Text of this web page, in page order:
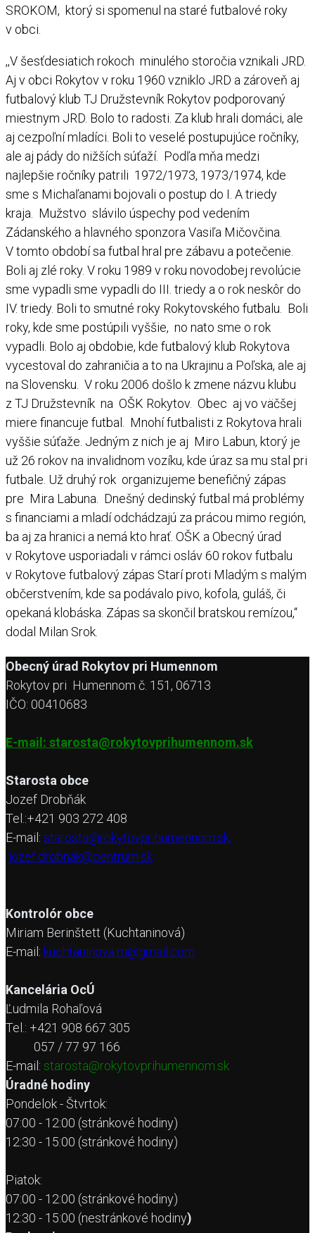
SROKOM, ktorý si spomenul na staré futbalové roky
v obci.
,,V šesťdesiatich rokoch minulého storočia vznikali JRD.
Aj v obci Rokytov v roku 1960 vzniklo JRD a zároveň aj
futbalový klub TJ Družstevník Rokytov podporovaný
miestnym JRD. Bolo to radosti. Za klub hrali domáci, ale
aj cezpoľní mladíci. Boli to veselé postupujúce ročníky,
ale aj pády do nižších súťaží. Podľa mňa medzi
najlepšie ročníky patrili 1972/1973, 1973/1974, kde
sme s Michaľanami bojovali o postup do I. A triedy
kraja. Mužstvo slávilo úspechy pod vedením
Zádanského a hlavného sponzora Vasiľa Mičovčina.
V tomto období sa futbal hral pre zábavu a potečenie.
Boli aj zlé roky. V roku 1989 v roku novodobej revolúcie
sme vypadli sme vypadli do III. triedy a o rok neskôr do
IV. triedy. Boli to smutné roky Rokytovského futbalu. Boli
roky, kde sme postúpili vyššie, no nato sme o rok
vypadli. Bolo aj obdobie, kde futbalový klub Rokytova
vycestoval do zahraničia a to na Ukrajinu a Poľska, ale aj
na Slovensku. V roku 2006 došlo k zmene názvu klubu
z TJ Družstevník na OŠK Rokytov. Obec aj vo väčšej
miere financuje futbal. Mnohí futbalisti z Rokytova hrali
vyššie súťaže. Jedným z nich je aj Miro Labun, ktorý je
už 26 rokov na invalidnom vozíku, kde úraz sa mu stal pri
futbale. Už druhý rok organizujeme benefičný zápas
pre Mira Labuna. Dnešný dedinský futbal má problémy
s financiami a mladí odchádzajú za prácou mimo región,
ba aj za hranici a nemá kto hrať. OŠK a Obecný úrad
v Rokytove usporiadali v rámci osláv 60 rokov futbalu
v Rokytove futbalový zápas Starí proti Mladým s malým
občerstvením, kde sa podávalo pivo, kofola, guláš, či
opekaná klobáska. Zápas sa skončil bratskou remízou,“
dodal Milan Srok.
Obecný úrad Rokytov pri Humennom
Rokytov pri Humennom č. 151, 06713
IČO: 00410683
E-mail: starosta@rokytovprihumennom.sk
Starosta obce
Jozef Drobňák
Tel.:+421 903 272 408
E-mail: starosta@rokytovprihumennom.sk,
jozef.drobnak@centrum.sk
Kontrolór obce
Miriam Berinštett (Kuchtaninová)
E-mail: kuchtaninova.m@gmail.com
Kancelária OcÚ
Ľudmila Rohaľová
Tel.: +421 908 667 305
057 / 77 97 166
E-mail: starosta@rokytovprihumennom.sk
Úradné hodiny
Pondelok - Štvrtok:
07:00 - 12:00 (stránkové hodiny)
12:30 - 15:00 (stránkové hodiny)
Piatok:
07:00 - 12:00 (stránkové hodiny)
12:30 - 15:00 (nestránkové hodiny)